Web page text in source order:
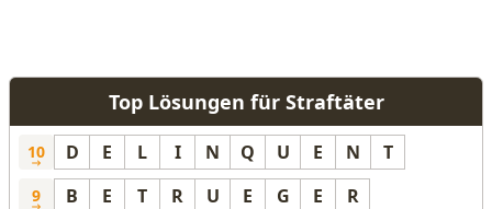
Top Lösungen für Straftäter
10 D E L I N Q U E N T
9 B E T R U E G E R